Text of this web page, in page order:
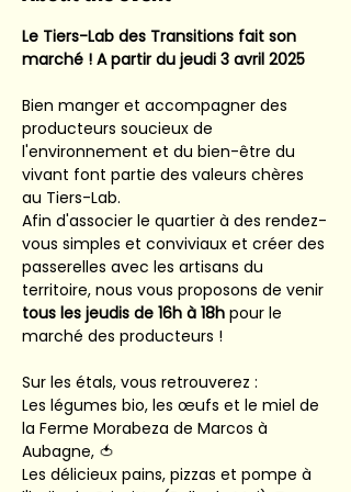
Le Tiers-Lab des Transitions fait son
marché ! A partir du jeudi 3 avril 2025
Bien manger et accompagner des
producteurs soucieux de
l'environnement et du bien-être du
vivant font partie des valeurs chères
au Tiers-Lab.
Afin d'associer le quartier à des rendez-
vous simples et conviviaux et créer des
passerelles avec les artisans du
territoire, nous vous proposons de venir
tous les jeudis de 16h à 18h pour le
marché des producteurs !
Sur les étals, vous retrouverez :
Les légumes bio, les œufs et le miel de
la Ferme Morabeza de Marcos à
Aubagne, 🍅
Les délicieux pains, pizzas et pompe à